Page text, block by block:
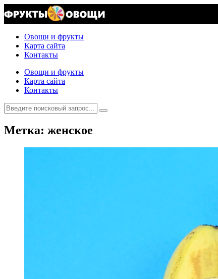
Овощи и фрукты
Карта сайта
Контакты
Овощи и фрукты
Карта сайта
Контакты
Метка: женское